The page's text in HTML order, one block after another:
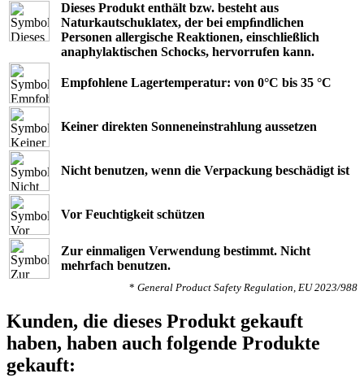
Dieses Produkt enthält bzw. besteht aus
Naturkautschuklatex, der bei empﬁndlichen
Personen allergische Reaktionen, einschließlich
anaphylaktischen Schocks, hervorrufen kann.
Empfohlene Lagertemperatur: von 0°C bis 35 °C
Keiner direkten Sonneneinstrahlung aussetzen
Nicht benutzen, wenn die Verpackung beschädigt ist
Vor Feuchtigkeit schützen
Zur einmaligen Verwendung bestimmt. Nicht
mehrfach benutzen.
* General Product Safety Regulation, EU 2023/988
Kunden, die dieses Produkt gekauft
haben, haben auch folgende Produkte
gekauft: